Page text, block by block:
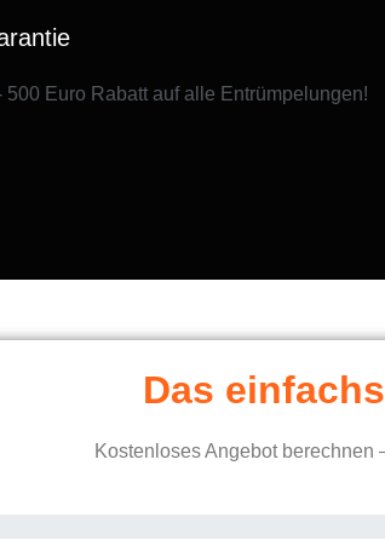
500 Euro Rabatt​ auf alle Entrümpelungen!
Das
Kostenloses Angebot